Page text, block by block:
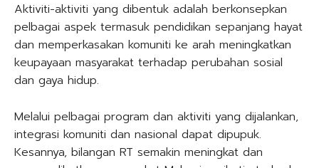
Aktiviti-aktiviti yang dibentuk adalah berkonsepkan
pelbagai aspek termasuk pendidikan sepanjang hayat
dan memperkasakan komuniti ke arah meningkatkan
keupayaan masyarakat terhadap perubahan sosial
dan gaya hidup.
Melalui pelbagai program dan aktiviti yang dijalankan,
integrasi komuniti dan nasional dapat dipupuk.
Kesannya, bilangan RT semakin meningkat dan